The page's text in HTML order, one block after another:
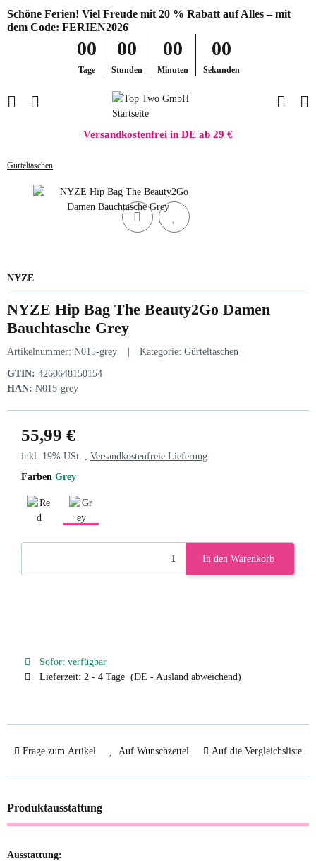
Schöne Ferien! Viel Freude mit 20 % Rabatt auf Alles – mit
dem Code: FERIEN2026
00
Tage
00
Stunden
00
Minuten
00
Sekunden
Versandkostenfrei in DE ab 29 €
Gürteltaschen
NYZE
NYZE Hip Bag The Beauty2Go Damen
Bauchtasche Grey
Artikelnummer: N015-grey Kategorie: Gürteltaschen
GTIN: 4260648150154
HAN: N015-grey
55,99 €
inkl. 19% USt. , Versandkostenfreie Lieferung
Farben Grey
In den Warenkorb
Sofort verfügbar
Lieferzeit: 2 - 4 Tage (DE - Ausland abweichend)
Frage zum Artikel Auf Wunschzettel Auf die Vergleichsliste
Produktausstattung
Ausstattung: